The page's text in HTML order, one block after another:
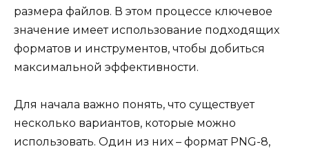
размера файлов. В этом процессе ключевое
значение имеет использование подходящих
форматов и инструментов, чтобы добиться
максимальной эффективности.
Для начала важно понять, что существует
несколько вариантов, которые можно
использовать. Один из них – формат PNG-8,